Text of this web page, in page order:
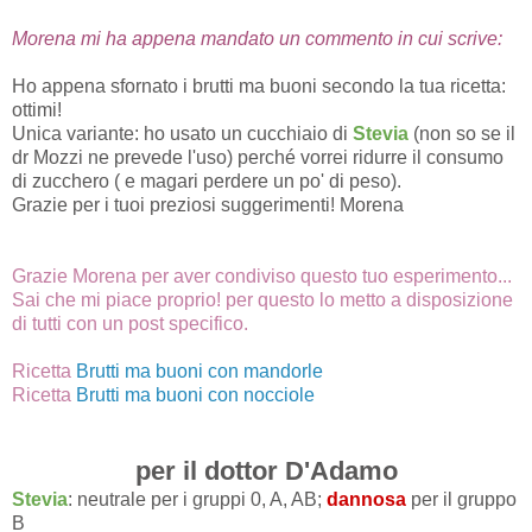
Morena mi ha appena mandato un commento in cui scrive:
Ho appena sfornato i brutti ma buoni secondo la tua ricetta:
ottimi!
Unica variante: ho usato un cucchiaio di Stevia (non so se il
dr Mozzi ne prevede l'uso) perché vorrei ridurre il consumo
di zucchero ( e magari perdere un po' di peso).
Grazie per i tuoi preziosi suggerimenti! Morena
Grazie Morena per aver condiviso questo tuo esperimento...
Sai che mi piace proprio! per questo lo metto a disposizione
di tutti con un post specifico.
Ricetta Brutti ma buoni con mandorle
Ricetta Brutti ma buoni con nocciole
per il dottor D'Adamo
Stevia: neutrale per i gruppi 0, A, AB; dannosa per il gruppo
B